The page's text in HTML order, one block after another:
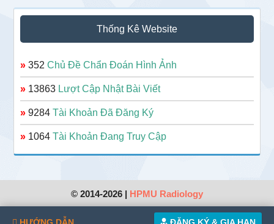
Thống Kê Website
» 352Chủ Đề Chẩn Đoán Hình Ảnh
» 13863 Lượt Cập Nhật Bài Viết
» 9284Tài Khoản Đã Đăng Ký
» 1064Tài Khoản Đang Truy Cập
© 2014-2026 | HPMU Radiology